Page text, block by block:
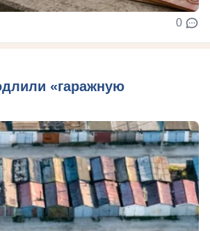
0
«гаражную